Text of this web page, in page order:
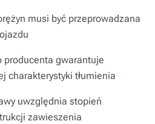
musi być przeprowadzana
producenta gwarantuje
charakterystyki tłumienia
uwzględnia stopień
zawieszenia